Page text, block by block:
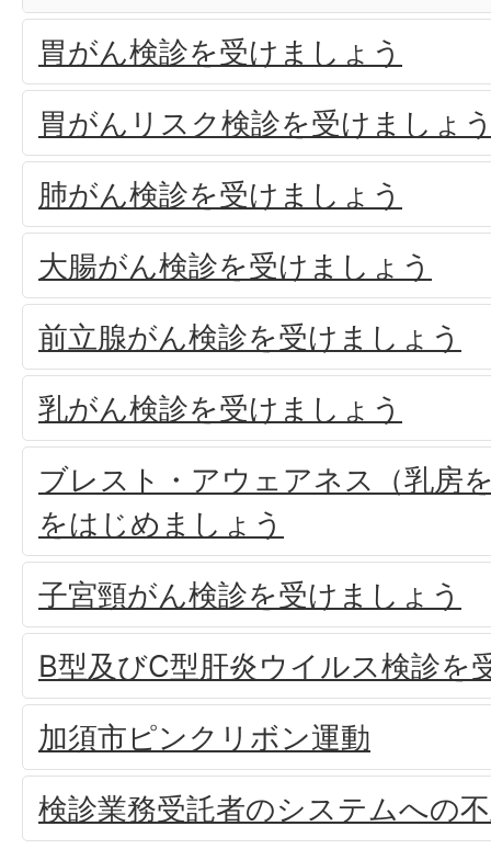
胃がん検診を受けましょう
胃がんリスク検診を受けましょ
肺がん検診を受けましょう
大腸がん検診を受けましょう
前立腺がん検診を受けましょう
乳がん検診を受けましょう
ブレスト・アウェアネス（乳房
をはじめましょう
子宮頸がん検診を受けましょう
B型及びC型肝炎ウイルス検診を
加須市ピンクリボン運動
検診業務受託者のシステムへの